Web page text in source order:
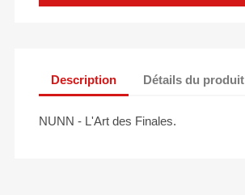
Description Détails du produit
NUNN - L'Art des Finales.